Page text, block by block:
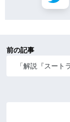
前の記事
「解説『スート